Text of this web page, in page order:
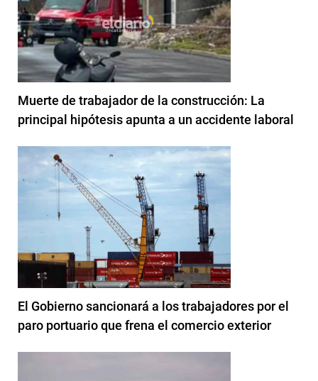
Muerte de trabajador de la construcción: La
principal hipótesis apunta a un accidente laboral
El Gobierno sancionará a los trabajadores por el
paro portuario que frena el comercio exterior